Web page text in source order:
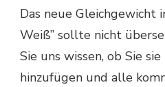
Das neue Gleichgewicht
Weiß” sollte nicht
Sie uns wissen, ob Sie
hinzufügen und alle